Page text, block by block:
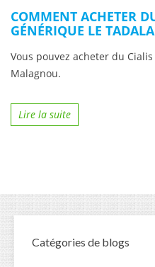
COMMENT ACHETER
GÉNÉRIQUE LE
Vous pouvez acheter du
Malagnou.
Lire la suite
Catégories de blogs